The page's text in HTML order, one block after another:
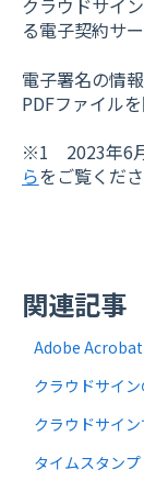
クラウドサイ
る電子契約サ
電子署名の情
PDFファイル
※1 2023年6月
らをご覧くださ
関連記事
Adobe Acrobat
クラウドサイ
クラウドサイ
タイムスタン